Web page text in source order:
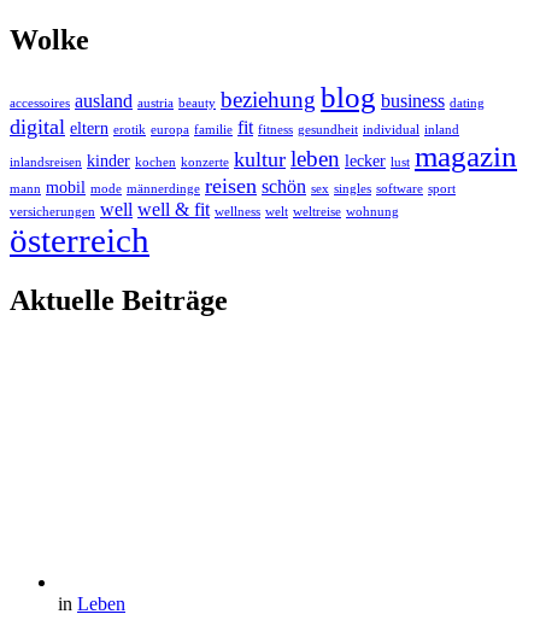
Wolke
accessoires ausland austria beauty beziehung blog business dating
digital eltern erotik europa familie fit fitness gesundheit individual inland
inlandsreisen kinder kochen konzerte kultur leben lecker lust magazin
mann mobil mode männerdinge reisen schön sex singles software sport
versicherungen well well & fit wellness welt weltreise wohnung
österreich
Aktuelle Beiträge
in Leben